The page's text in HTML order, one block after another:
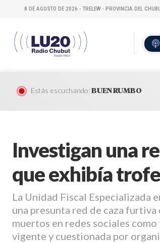
8 DE AGOSTO DE 2026 - TRELEW - PROVINCIA DEL
Estás escuchando:BUEN RUMBO
Investigan una
que exhibía
La Unidad Fiscal Especializada
una presunta red de caza
muertos en redes sociales
vigente y cuestionada por